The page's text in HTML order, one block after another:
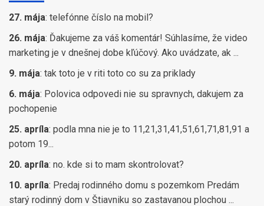
27. mája: telefónne číslo na mobil?
26. mája: Ďakujeme za váš komentár! Súhlasíme, že video
marketing je v dnešnej dobe kľúčový. Ako uvádzate, ak ...
9. mája: tak toto je v riti toto co su za priklady
6. mája: Polovica odpovedi nie su spravnych, dakujem za
pochopenie
25. apríla: podla mna nie je to 11,21,31,41,51,61,71,81,91 a
potom 19...
20. apríla: no. kde si to mam skontrolovat?
10. apríla: Predaj rodinného domu s pozemkom Predám
starý rodinný dom v Štiavniku so zastavanou plochou ...